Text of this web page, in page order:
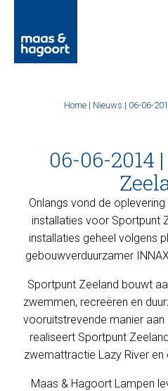
Home| Nieuws | 06-06-
06-06-2014
Onlangs vond de
installaties voor Sportpunt
installaties geheel volgens
gebouwverduurzamer
Sportpunt Zeeland bouwt
zwemmen, recreëren en
vooruitstrevende manier
realiseert Sportpunt
zwemattractie Lazy River
Maas & Hagoort Lampen